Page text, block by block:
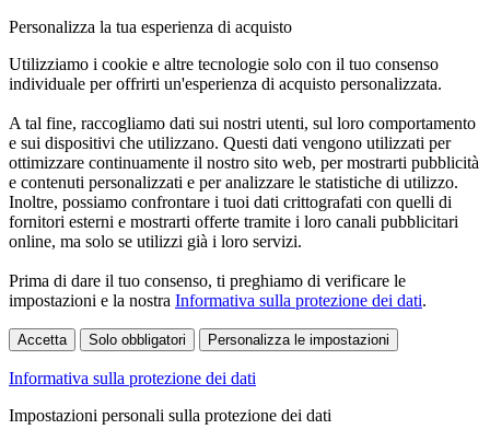
Personalizza la tua esperienza di acquisto
Utilizziamo i cookie e altre tecnologie solo con il tuo consenso
individuale per offrirti un'esperienza di acquisto personalizzata.
A tal fine, raccogliamo dati sui nostri utenti, sul loro comportamento
e sui dispositivi che utilizzano. Questi dati vengono utilizzati per
ottimizzare continuamente il nostro sito web, per mostrarti pubblicità
e contenuti personalizzati e per analizzare le statistiche di utilizzo.
Inoltre, possiamo confrontare i tuoi dati crittografati con quelli di
fornitori esterni e mostrarti offerte tramite i loro canali pubblicitari
online, ma solo se utilizzi già i loro servizi.
Prima di dare il tuo consenso, ti preghiamo di verificare le
impostazioni e la nostra Informativa sulla protezione dei dati.
Accetta Solo obbligatori Personalizza le impostazioni
Informativa sulla protezione dei dati
Impostazioni personali sulla protezione dei dati